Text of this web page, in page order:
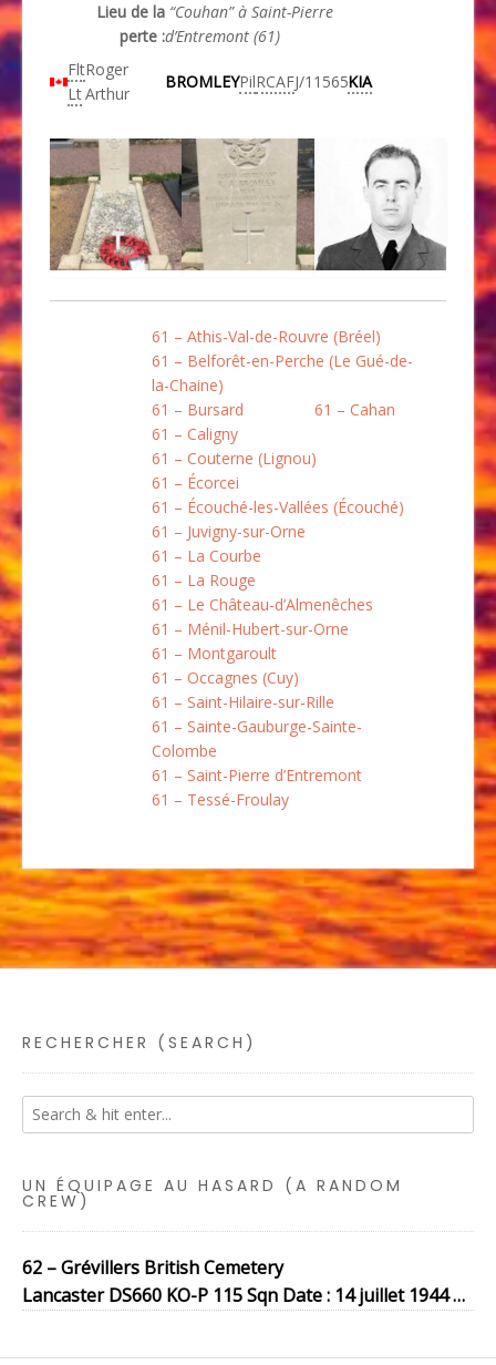
Lieu de la
perte :
“Couhan” à Saint-Pierre
d’Entremont (61)
Flt
Lt
Roger
Arthur
BROMLEYPilRCAFJ/11565KIA
61 – Athis-Val-de-Rouvre (Bréel)
61 – Belforêt-en-Perche (Le Gué-de-
la-Chaine)
61 – Bursard
61 – Cahan
61 – Caligny
61 – Couterne (Lignou)
61 – Écorcei
61 – Écouché-les-Vallées (Écouché)
61 – Juvigny-sur-Orne
61 – La Courbe
61 – La Rouge
61 – Le Château-d’Almenêches
61 – Ménil-Hubert-sur-Orne
61 – Montgaroult
61 – Occagnes (Cuy)
61 – Saint-Hilaire-sur-Rille
61 – Sainte-Gauburge-Sainte-
Colombe
61 – Saint-Pierre d’Entremont
61 – Tessé-Froulay
RECHERCHER (SEARCH)
UN ÉQUIPAGE AU HASARD (A RANDOM
CREW)
62 – Grévillers British Cemetery
Lancaster DS660 KO-P 115 Sqn Date : 14 juillet 1944 …